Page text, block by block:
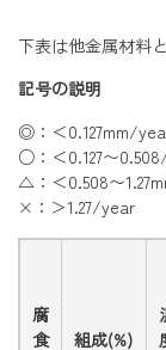
下表は他金属材料
記号の説明
◎：＜0.127mm/
○：＜0.127〜
△：＜0.508〜
×：＞1.27/year
腐
食
組成(%)